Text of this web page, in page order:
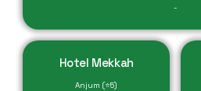
-
Hotel Mekkah
Anjum (⭐5)